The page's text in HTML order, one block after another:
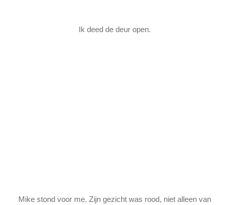
Ik deed de deur open.
Mike stond voor me. Zijn gezicht was rood, niet alleen van